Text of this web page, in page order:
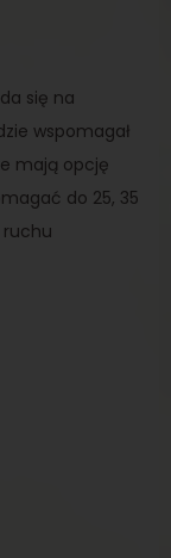
się na
wspomagał
mają opcję
do 25, 35
ruchu